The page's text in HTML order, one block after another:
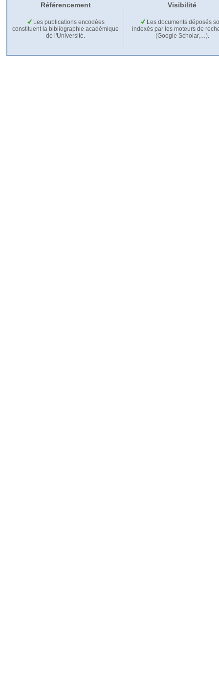
Référencement Visibilité
Les publications encodées
constituent la bibliographie académique
de l'Université.
Les documents déposés
indexés par les moteurs de
(Google Scholar,…).